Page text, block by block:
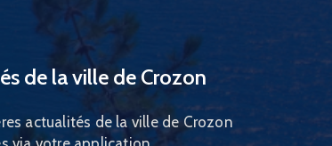
de la ville de Crozon
actualités de la ville de Crozon